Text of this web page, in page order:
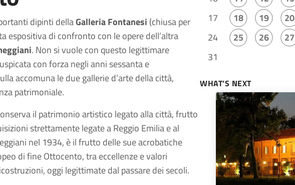
dipinti dellaGalleria Fontanesi (chiusa per
espositiva di confronto con le opere dell’altra
. Non si vuole con questo legittimare
con forza negli anni sessanta e
accomuna le due gallerie d’arte della città,
patrimoniale.
il patrimonio artistico legato alla città, frutto
strettamente legate a Reggio Emilia e al
nel 1934, è il frutto delle sue acrobatiche
di fine Ottocento, tra eccellenze e valori
oggi legittimate dal passare dei secoli.
17
18 19 20
24
25 26 27
31
WHAT’S NEXT